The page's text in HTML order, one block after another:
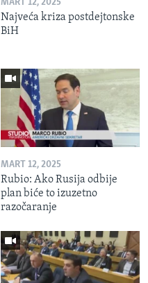
MART 12, 2025
Najveća kriza postdejtonske
BiH
MART 12, 2025
Rubio: Ako Rusija odbije
plan biće to izuzetno
razočaranje